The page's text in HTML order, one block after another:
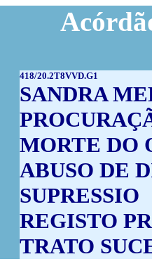
418/20.2T8VVD.G1
SANDRA
MORTE DO
ABUSO DE
SUPRESSIO
REGISTO
TRATO